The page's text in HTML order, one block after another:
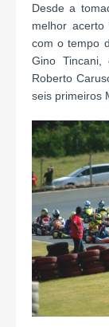
Desde a
melhor
com o tempo
Gino Tincani,
Roberto
seis primeiros